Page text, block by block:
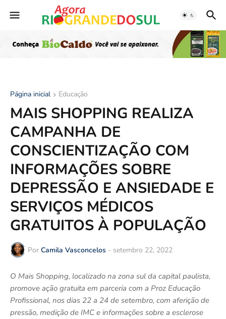
Página inicial Educação
MAIS SHOPPING REALIZA
CAMPANHA DE
CONSCIENTIZAÇÃO COM
INFORMAÇÕES SOBRE
DEPRESSÃO E ANSIEDADE E
SERVIÇOS MÉDICOS
GRATUITOS À POPULAÇÃO
Por Camila Vasconcelos - setembro 22, 2022
O Mais Shopping, localizado na zona sul da capital paulista,
promove ação gratuita em parceria com a Proz Educação
Profissional, nos dias 22 a 24 de setembro, com aferição de
pressão, medição de IMC e informações sobre a esclerose